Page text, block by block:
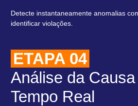
Detecte instantaneamente anomalias
identificar violações.
ETAPA 04
Análise da
Tempo Real